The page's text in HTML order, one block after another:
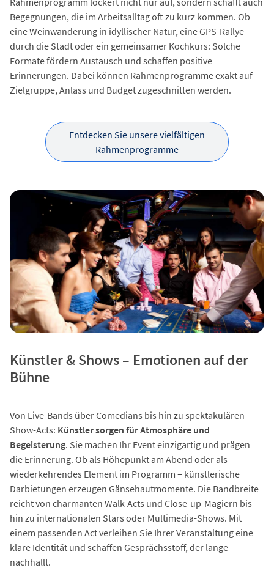
Begegnungen, die im Arbeitsalltag oft zu kurz kommen. Ob
eine Weinwanderung in idyllischer Natur, eine GPS-Rallye
durch die Stadt oder ein gemeinsamer Kochkurs: Solche
Formate fördern Austausch und schaffen positive
Erinnerungen. Dabei können Rahmenprogramme exakt auf
Zielgruppe, Anlass und Budget zugeschnitten werden.
Entdecken Sie unsere vielfältigen
Rahmenprogramme
Künstler & Shows – Emotionen auf der
Bühne
Von Live-Bands über Comedians bis hin zu spektakulären
Show-Acts: Künstler sorgen für Atmosphäre und
Begeisterung. Sie machen Ihr Event einzigartig und prägen
die Erinnerung. Ob als Höhepunkt am Abend oder als
wiederkehrendes Element im Programm – künstlerische
Darbietungen erzeugen Gänsehautmomente. Die Bandbreite
reicht von charmanten Walk-Acts und Close-up-Magiern bis
hin zu internationalen Stars oder Multimedia-Shows. Mit
einem passenden Act verleihen Sie Ihrer Veranstaltung eine
klare Identität und schaffen Gesprächsstoff, der lange
nachhallt.